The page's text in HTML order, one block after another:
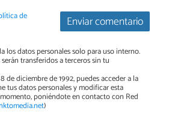
Enviar comentario
de
los datos personales solo para uso interno.
transferidos a terceros sin tu
de diciembre de 1992, puedes acceder a la
tus datos personales y modificar esta
poniéndote en contacto con Red
)